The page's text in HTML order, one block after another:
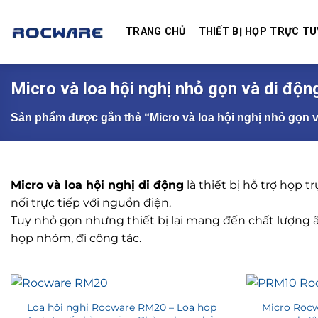
TRANG CHỦ THIẾT BỊ HỌP TRỰC
Micro và loa hội nghị nhỏ gọn và di
Sản phẩm được gắn thẻ “Micro và loa hội nghị nhỏ gọn
Micro và loa hội nghị di động là thiết bị hỗ trợ họp
nối trực tiếp với nguồn điện.
Tuy nhỏ gọn nhưng thiết bị lại mang đến chất
họp nhóm, đi công tác.
Loa hội nghị Rocware RM20 – Loa họp
Micro